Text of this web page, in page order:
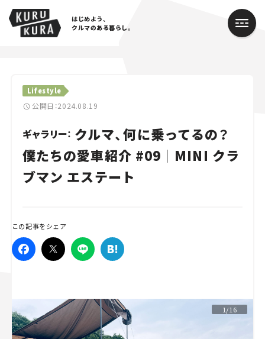
はじめよう、
クルマのある暮らし。
Lifestyle
公開日：2024.08.19
ギャラリー： クルマ、何に乗ってるの？
僕たちの愛車紹介 #09｜MINI クラ
ブマン エステート
この記事をシェア
1/16
Cars
Lifestyle
Traffic
Special
Campaign
人気のハッシュタグ